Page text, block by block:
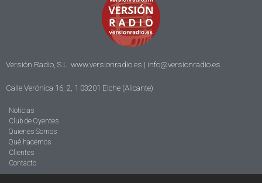
Versión Radio, S.L. www.versionradio.es | info@versionradio.es
Calle Verónica 16, 2, 1 03201 Elche (Alicante)
Noticias
Club de Oyentes
Quienes Somos
Qué hacemos
Clientes
Contacto